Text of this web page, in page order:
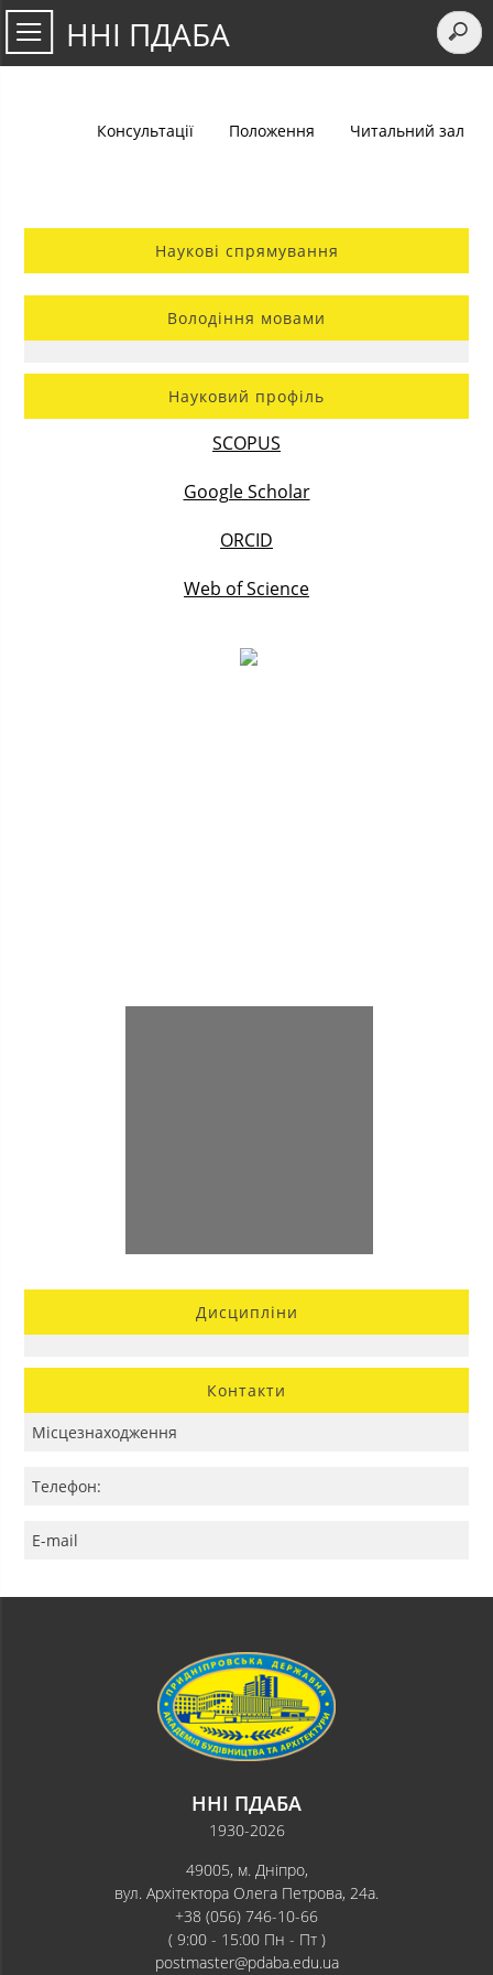
ННІ ПДАБА
Консультації Положення Читальний зал
Наукові спрямування
Володіння мовами
Науковий профіль
SCOPUS
Google Scholar
ORCID
Web of Science
Дисципліни
Контакти
Місцезнаходження
Телефон:
E-mail
ННІ ПДАБА
1930-2026
49005, м. Дніпро,
вул. Архітектора Олега Петрова, 24а.
+38 (056) 746-10-66
( 9:00 - 15:00 Пн - Пт )
postmaster@pdaba.edu.ua